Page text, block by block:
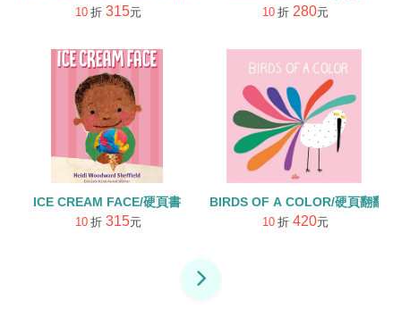
10 折 315元 10 折 280元
ICE CREAM FACE/硬頁書
10 折 315元
BIRDS OF A COLOR/硬頁翻翻書
10 折 420元